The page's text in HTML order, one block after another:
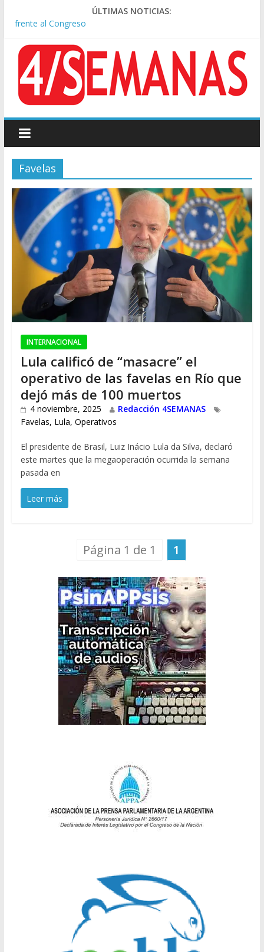
ÚLTIMAS NOTICIAS:
Rechazo a la Ley de Tierras: se espera un fuerte operativo
frente al Congreso
redes
Manuel Belgrano: Reparación Historia en el solar natal
Confirmado: el papa León XIV visitará la Argentina entre el 8 y
el 11 de noviembre
Crisis diplomática: Brasil retiró a su embajador de la Argentina
Favelas
INTERNACIONAL
Lula calificó de “masacre” el
operativo de las favelas en Río que
dejó más de 100 muertos
4 noviembre, 2025
Redacción 4SEMANAS
Favelas, Lula, Operativos
El presidente de Brasil, Luiz Inácio Lula da Silva, declaró
este martes que la megaoperación ocurrida la semana
pasada en
Leer más
Página 1 de 1 1